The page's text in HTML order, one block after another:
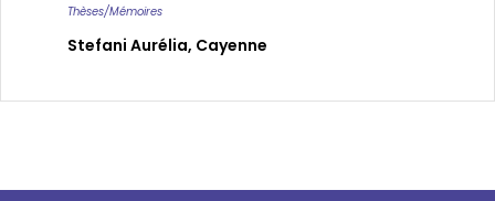
Thèses/Mémoires
Stefani Aurélia, Cayenne